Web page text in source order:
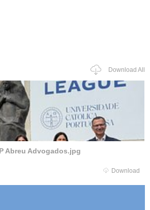
Download All
Abreu Advogados.jpg
Download